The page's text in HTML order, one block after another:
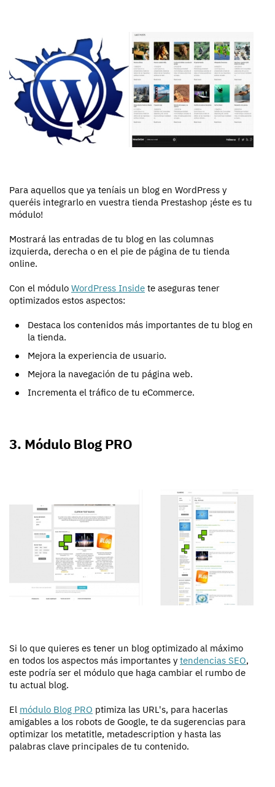
Para aquellos que ya teníais un blog en WordPress y
queréis integrarlo en vuestra tienda Prestashop ¡éste es tu
módulo!
Mostrará las entradas de tu blog en las columnas
izquierda, derecha o en el pie de página de tu tienda
online.
Con el módulo WordPress Inside te aseguras tener
optimizados estos aspectos:
Destaca los contenidos más importantes de tu blog en
la tienda.
Mejora la experiencia de usuario.
Mejora la navegación de tu página web.
Incrementa el tráfico de tu eCommerce.
3. Módulo Blog PRO
Si lo que quieres es tener un blog optimizado al máximo
en todos los aspectos más importantes y tendencias SEO,
este podría ser el módulo que haga cambiar el rumbo de
tu actual blog.
El módulo Blog PRO ptimiza las URL's, para hacerlas
amigables a los robots de Google, te da sugerencias para
optimizar los metatitle, metadescription y hasta las
palabras clave principales de tu contenido.